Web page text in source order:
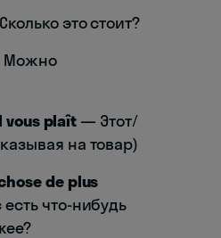
это стоит?
vous plaît — Этот/
на товар)
de plus
что-нибудь